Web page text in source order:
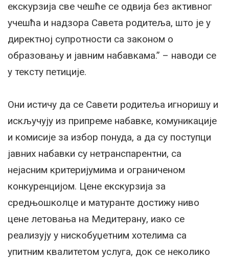
екскурзија све чешће се одвија без активног
учешћа и надзора Савета родитеља, што је у
директној супротности са законом о
образовању и јавним набавкама.” – наводи се
у тексту петиције.
Они истичу да се Савети родитеља игноришу и
искључују из припреме набавке, комуникације
и комисије за избор понуда, а да су поступци
јавних набавки су нетранспарентни, са
нејасним критеријумима и ограниченом
конкуренцијом. Цене екскурзија за
средњошколце и матуранте достижу ниво
цене летовања на Медитерану, иако се
реализују у нискобуџетним хотелима са
упитним квалитетом услуга, док се неколико